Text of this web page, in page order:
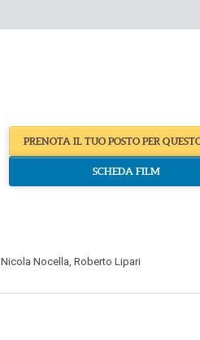
Nicola Nocella, Roberto Lipari
PRENOTA IL TUO POSTO PER
SCHEDA FILM